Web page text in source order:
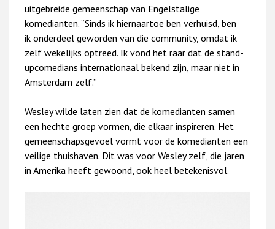
uitgebreide gemeenschap van Engelstalige
komedianten. “Sinds ik hiernaartoe ben verhuisd, ben
ik onderdeel geworden van die community, omdat ik
zelf wekelijks optreed. Ik vond het raar dat de stand-
upcomedians internationaal bekend zijn, maar niet in
Amsterdam zelf.”
Wesley wilde laten zien dat de komedianten samen
een hechte groep vormen, die elkaar inspireren. Het
gemeenschapsgevoel vormt voor de komedianten een
veilige thuishaven. Dit was voor Wesley zelf, die jaren
in Amerika heeft gewoond, ook heel betekenisvol.